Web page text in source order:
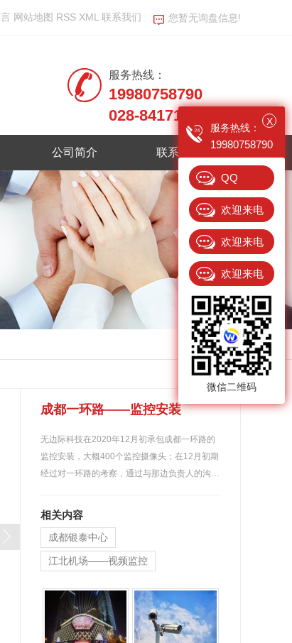
您暂无询盘信息!
网站地图 RSS XML 联系我们
服务热线：
19980758790
028-84171800
公司简介 联系我们
返回
成都一环路——监控安装
无边际科技在2020年12月初承包成都一环路的
监控安装，大概400个监控摄像头；在12月初期
经过对一环路的考察，通过与那边负责人的沟…
相关内容
成都银泰中心
江北机场——视频监控
X
服务热线：
19980758790
QQ
欢迎来电
13408695896
欢迎来电
15982374238
欢迎来电
18381718969
微信二维码